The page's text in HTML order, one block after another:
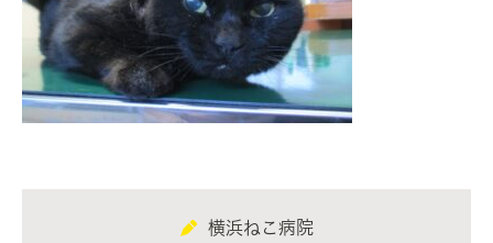
横浜ねこ病院